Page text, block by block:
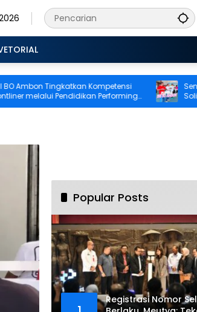
Tingkatkan Kompetensi
Pendidikan Performing
Senam
Solidaritas
Popular Posts
Registrasi Nomor